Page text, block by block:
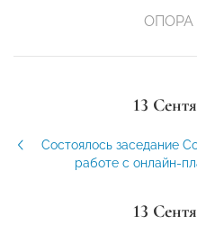
ОПОРА
13
Состоялось заседание
работе с онлайн-
13